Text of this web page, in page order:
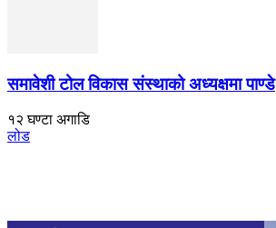
समावेशी टोल विकास संस्थाको अध्यक्षमा पाण्डे
१२ घण्टा अगाडि
लोड